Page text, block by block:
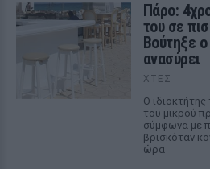
Πάρο:
του σε
Βούτηξε
ανασύρει
ΧΤΕΣ
Ο ιδιοκτήτης
του μικρού
σύμφωνα με
βρισκόταν
ώρα